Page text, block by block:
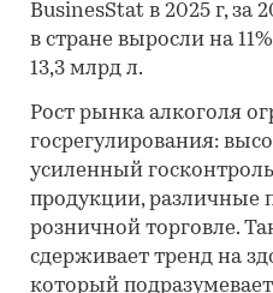
BusinesStat в 2025 г, за
в стране выросли на
13,3 млрд л.
Рост рынка алкоголя
госрегулирования:
усиленный
продукции, различные
розничной торговле.
сдерживает тренд на
который